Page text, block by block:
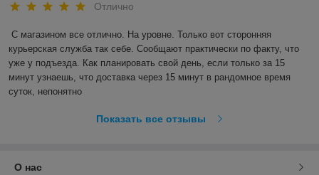
Отлично
С магазином все отлично. На уровне. Только вот сторонняя
курьерская служба так себе. Сообщают практически по факту, что
уже у подъезда. Как планировать свой день, если только за 15
минут узнаешь, что доставка через 15 минут в рандомное время
суток, непонятно
Показать все отзывы
О нас